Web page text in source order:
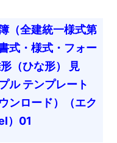
（全建統一様式第
式・様式・フォー
（ひな形） 見
ル テンプレート
ンロード）（エク
）01